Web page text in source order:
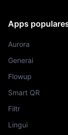
Apps
Aurora
Generai
Flowup
Smart QR
Filtr
Lingui